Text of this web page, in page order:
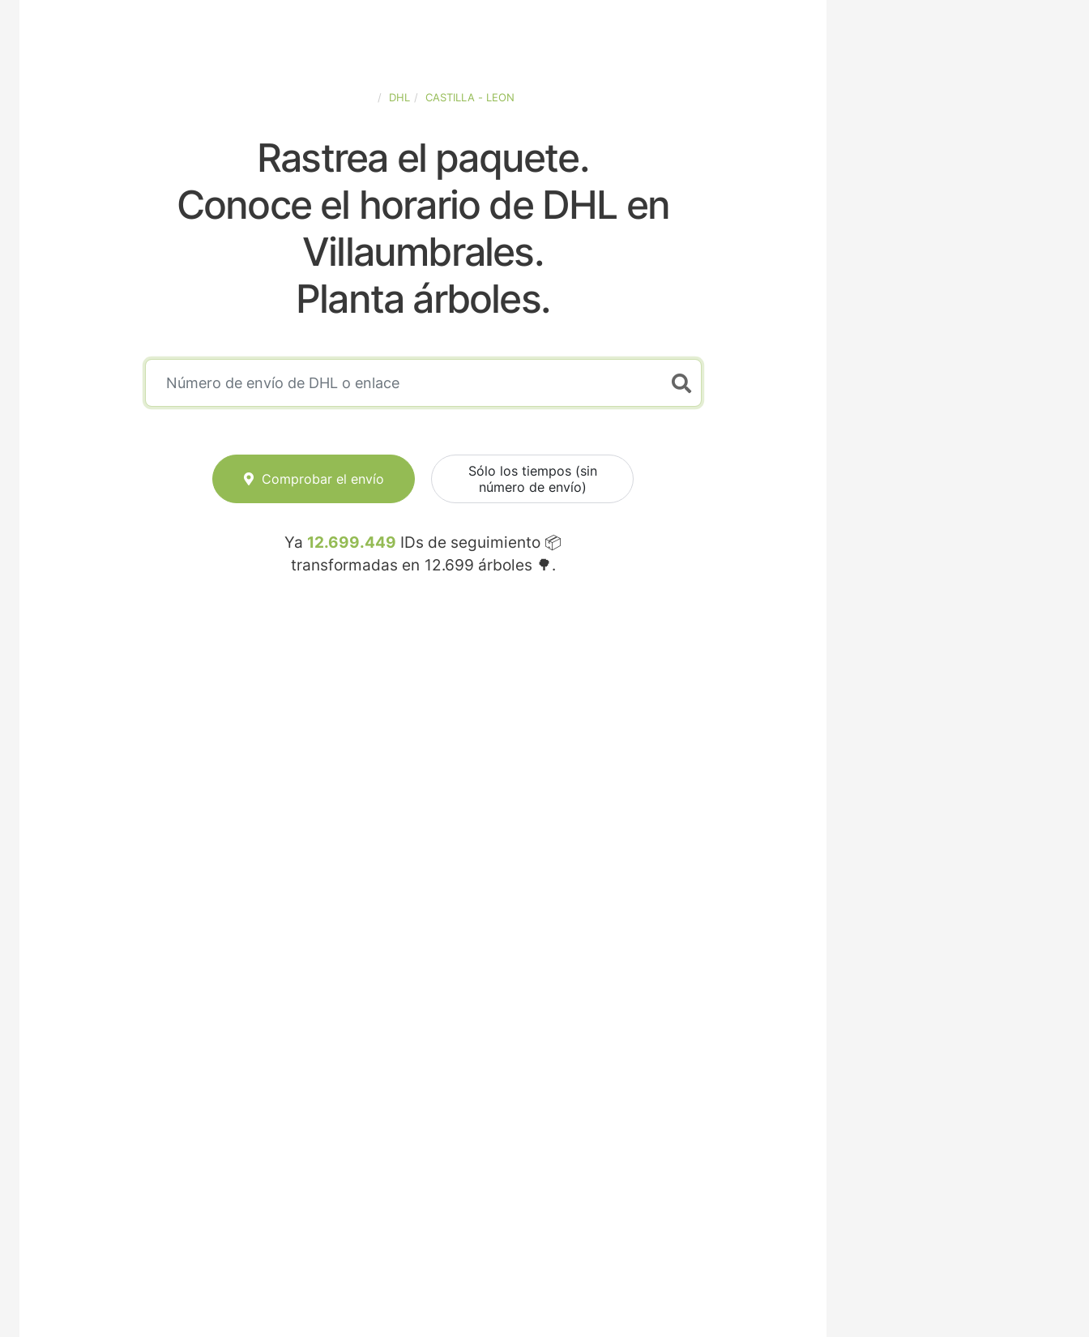
DHL CASTILLA - LEON
Rastrea el paquete.
Conoce el horario de DHL en
Villaumbrales.
Planta árboles.
Comprobar el envío
Sólo los tiempos (sin
número de envío)
Ya 12.699.449 IDs de seguimiento 📦
transformadas en 12.699 árboles 🌳.